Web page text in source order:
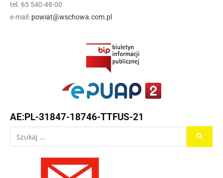
tel. 65 540-48-00
e-mail: powiat@wschowa.com.pl
AE:PL-31847-18746-TTFUS-21